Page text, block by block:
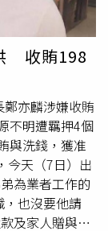
及公私協力方
影音等向民眾
助轉發宣導，
入每個鄰里角
特定候選人當
職人員選舉罷
第二，若接受
內或境外旅
其中招攬、出
處10年有期徒
，參與賭博者
收賄198
亦麟涉嫌收賄
不明遭羈押4個
與洗錢，獲准
今天（7日）出
為業者工作的
，也沒要他請
及家人贈與，